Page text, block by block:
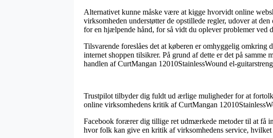
Alternativet kunne måske være at kigge hvorvidt online
virksomheden understøtter de opstillede regler, udover at
for en hjælpende hånd, for så vidt du oplever problemer ved
Tilsvarende foreslåes det at køberen er omhyggelig
internet shoppen tilsikrer. På grund af dette er det på samme
handlen af CurtMangan 12010StainlessWound el-
Trustpilot tilbyder dig fuldt ud ærlige muligheder for at
online virksomhedens kritik af CurtMangan
Facebook forærer dig tillige ret udmærkede metoder til at få
hvor folk kan give en kritik af virksomhedens service,